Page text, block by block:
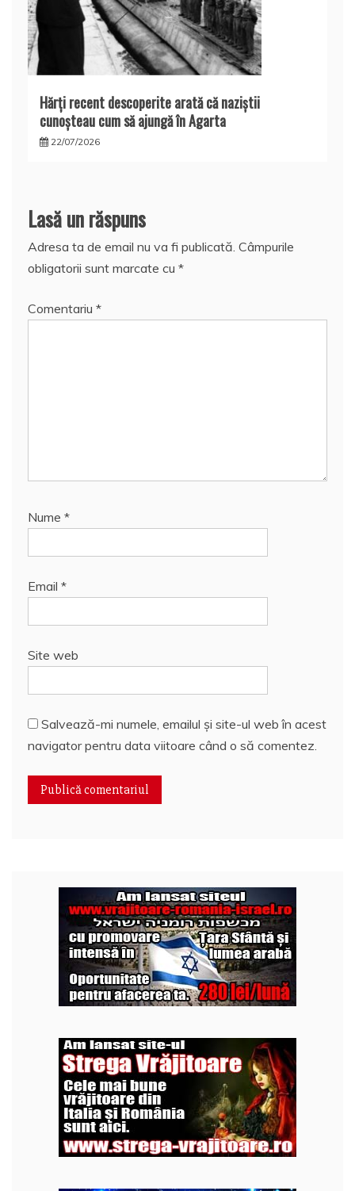
Hărţi recent descoperite arată că naziştii
cunoşteau cum să ajungă în Agarta
22/07/2026
Lasă un răspuns
Adresa ta de email nu va fi publicată. Câmpurile
obligatorii sunt marcate cu *
Comentariu *
Nume *
Email *
Site web
Salvează-mi numele, emailul și site-ul web în acest
navigator pentru data viitoare când o să comentez.